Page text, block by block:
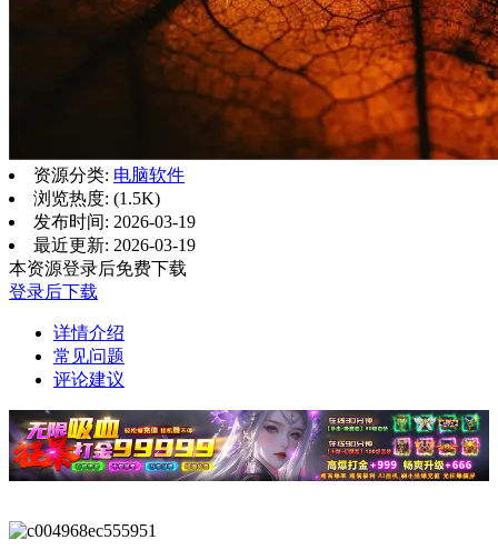
资源分类: 电脑软件
浏览热度: (1.5K)
发布时间: 2026-03-19
最近更新: 2026-03-19
本资源登录后免费下载
登录后下载
详情介绍
常见问题
评论建议